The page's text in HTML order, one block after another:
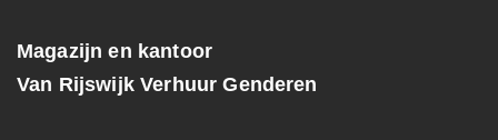
Magazijn en kantoor
Van Rijswijk Verhuur Genderen